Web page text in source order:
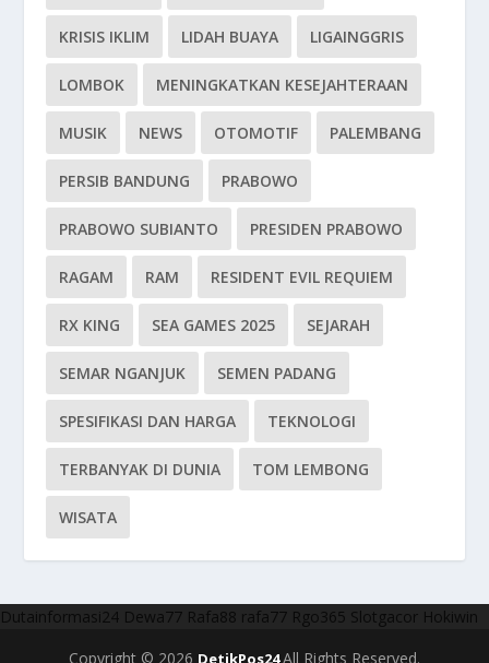
KRISIS IKLIM LIDAH BUAYA LIGAINGGRIS
LOMBOK MENINGKATKAN KESEJAHTERAAN
MUSIK NEWS OTOMOTIF PALEMBANG
PERSIB BANDUNG PRABOWO
PRABOWO SUBIANTO PRESIDEN PRABOWO
RAGAM RAM RESIDENT EVIL REQUIEM
RX KING SEA GAMES 2025 SEJARAH
SEMAR NGANJUK SEMEN PADANG
SPESIFIKASI DAN HARGA TEKNOLOGI
TERBANYAK DI DUNIA TOM LEMBONG
WISATA
Dutainformasi24 Dewa77 Rafa88 rafa77 Rgo365 Slotgacor Hokiwin
Copyright © 2026 DetikPos24All Rights Reserved.